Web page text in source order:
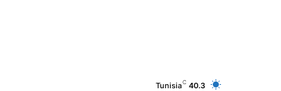
40.3
C
Tunisia